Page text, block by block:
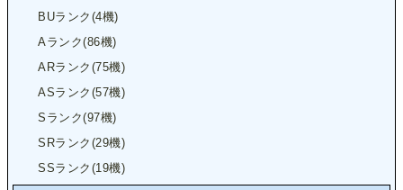
BUランク(4機)
Aランク(86機)
ARランク(75機)
ASランク(57機)
Sランク(97機)
SRランク(29機)
SSランク(19機)